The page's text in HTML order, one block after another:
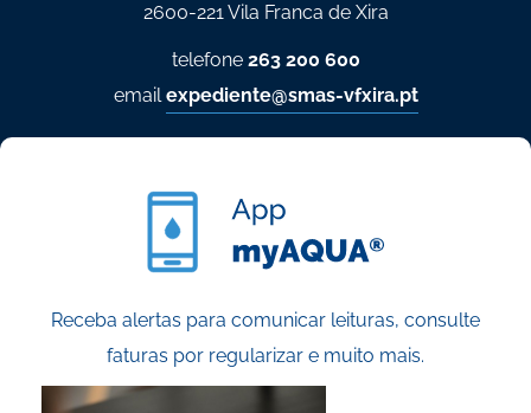
2600-221 Vila Franca de Xira
telefone 263 200 600
emailexpediente@smas-vfxira.pt
Receba alertas para comunicar leituras, consulte
faturas por regularizar e muito mais.